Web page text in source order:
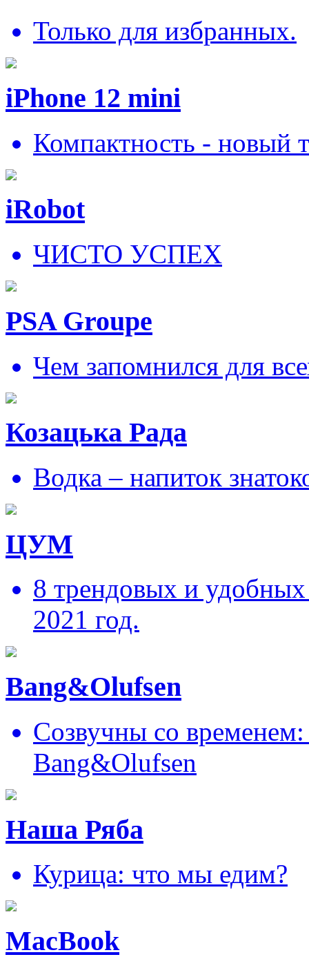
Только для избранных.
iPhone 12 mini
Компактность - новый
iRobot
ЧИСТО УСПЕХ
PSA Groupe
Чем запомнился для
Козацька Рада
Водка – напиток
ЦУМ
8 трендовых и удобных
2021 год.
Bang&Olufsen
Созвучны со временем:
Bang&Olufsen
Наша Ряба
Курица: что мы едим?
MacBook